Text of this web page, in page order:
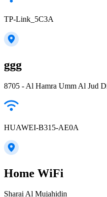
TP-Link_5C3A
ggg
8705 - Al Hamra Umm Al Jud
HUAWEI-B315-AE0A
Home WiFi
Sharai Al Mujahidin